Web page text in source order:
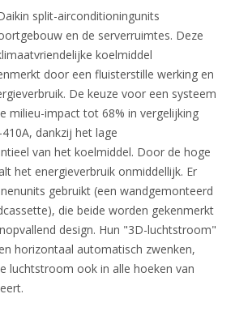
split-airconditioningunits
en de serverruimtes. Deze
koelmiddel
door een fluisterstille werking en
De keuze voor een systeem
milieu-impact tot 68% in vergelijking
dankzij het lage
van het koelmiddel. Door de hoge
het energieverbruik onmiddellijk. Er
gebruikt (een wandgemonteerd
die beide worden gekenmerkt
design. Hun "3D-luchtstroom"
horizontaal automatisch zwenken,
luchtstroom ook in alle hoeken van